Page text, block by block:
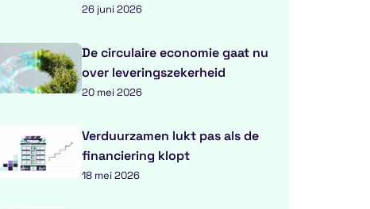
26 juni 2026
De circulaire economie gaat nu
over leveringszekerheid
20 mei 2026
Verduurzamen lukt pas als de
financiering klopt
18 mei 2026